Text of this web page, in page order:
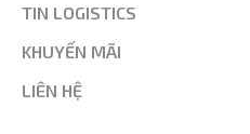
TIN LOGISTICS
KHUYẾN MÃI
LIÊN HỆ